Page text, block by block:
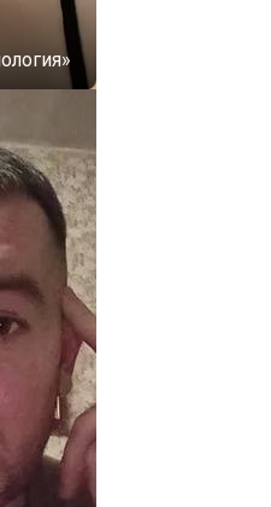
удобный мессенджер!
EMail